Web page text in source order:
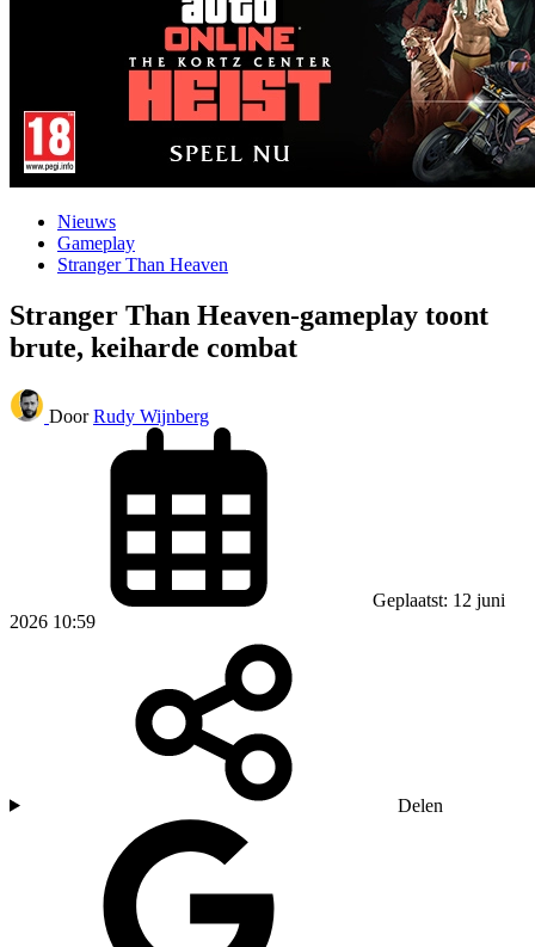
Nieuws
Gameplay
Stranger Than Heaven
Stranger Than Heaven-gameplay toont
brute, keiharde combat
Door Rudy Wijnberg
Geplaatst: 12 juni
2026 10:59
Delen